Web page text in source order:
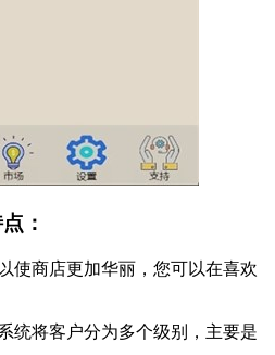
：
商店更加华丽，您可以在喜欢
将客户分为多个级别，主要是